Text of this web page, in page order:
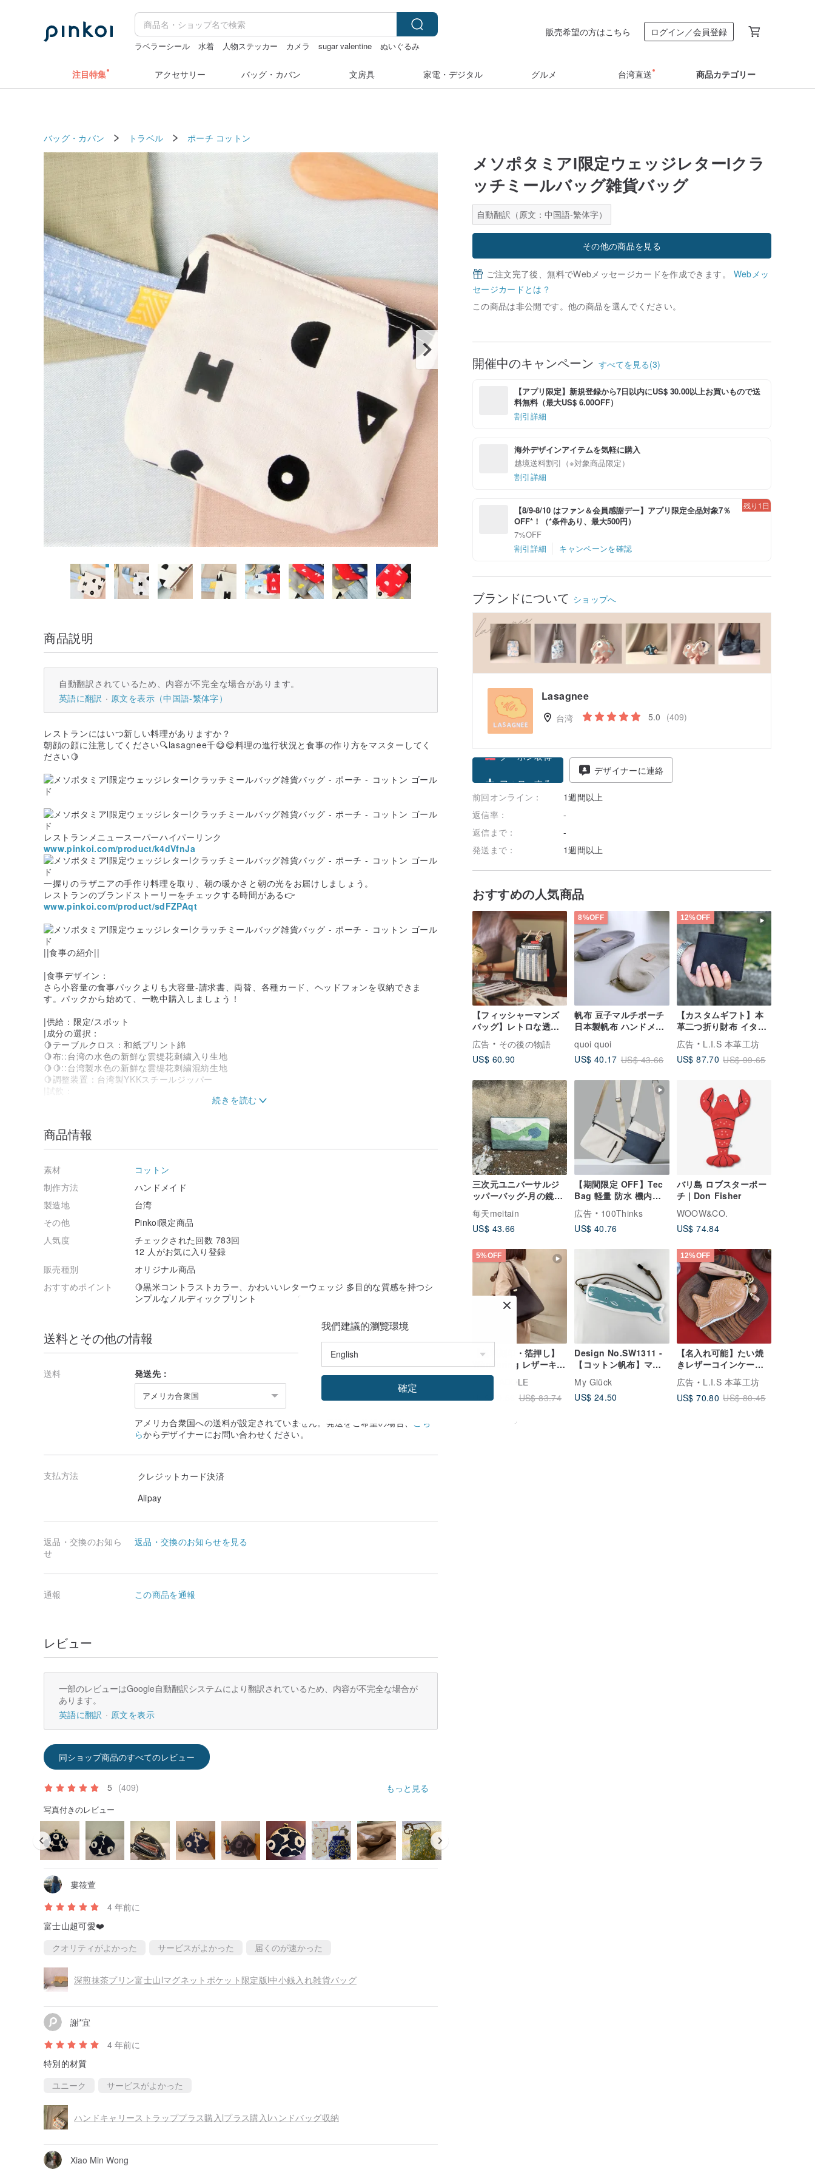
ラベラーシール 水着 人物ステッカー カメラ sugar valentine
ぬいぐるみ
販売希望の方はこちら ログイン／会員登録
注目特集 アクセサリー バッグ・カバン 文房具 家電・デジタル グルメ 台湾直送 商品カテゴリー
バッグ・カバン トラベル ポーチ コットン
メソポタミアl限定ウェッジレターlクラ
ッチミールバッグ雑貨バッグ
自動翻訳（原文：中国語-繁体字）
その他の商品を見る
ご注文完了後、無料でWebメッセージカードを作成できます。 Webメッ
セージカードとは？
この商品は非公開です。他の商品を選んでください。
開催中のキャンペーン すべてを見る(3)
【アプリ限定】新規登録から7日以内にUS$ 30.00以上お買いもので送
料無料（最大US$ 6.00OFF）
割引詳細
海外デザインアイテムを気軽に購入
越境送料割引（※対象商品限定）
割引詳細
【8/9-8/10 はファン＆会員感謝デー】アプリ限定全品対象7％
OFF*！（*条件あり、最大500円）
7%OFF
割引詳細
キャンペーンを確認
残り1日
ブランドについて ショップへ
Lasagnee
台湾 5.0 (409)
フォローする
デザイナーに連絡
前回オンライン：
1週間以上
返信率：
-
返信まで：
-
発送まで：
1週間以上
おすすめの人気商品
【フィッシャーマンズ
バッグ】レトロな透か
し彫りの鉄格子
広告
その後の物語
US$ 60.90
8%OFF
帆布 豆子マルチポーチ
日本製帆布 ハンドメイ
quoi quoi
US$ 40.17 US$ 43.66
12%OFF
【カスタムギフト】本
革二つ折り財布 イタリ
アンレザー マネークリ
ップ付き 5 色 父の日ギ
フト
広告
L.I.S 本革工坊
US$ 87.70 US$ 99.65
三次元ユニバーサルジ
ッパーバッグ-月の鏡
JiamingLake
每天meitain
US$ 43.66
【期間限定 OFF】Tec
Bag 軽量 防水 機内持
ち込み手荷物 斜めがけ
バッグ ウエストバッグ
広告
100Thinks
US$ 40.76
バリ島 ロブスターポー
チ | Don Fisher
WOOW&CO.
US$ 74.84
5%OFF
【無料刻印・箔押し】
Wàndering レザーキャ
ンバスショルダーバッ
グ / ブラック
ADOLE
US$ 79.56
US$ 83.74
Design No.SW1311 -
【コットン帆布】マッ
コウクジラ・カトラリ
ーケース
My Glück
US$ 24.50
12%OFF
【名入れ可能】たい焼
きレザーコインケース
（ヌメ革色×ロングレザ
ーストラップ）父の
日・記念日のギフトに
広告
L.I.S 本革工坊
US$ 70.80 US$ 80.45
商品説明
自動翻訳されているため、内容が不完全な場合があります。
英語に翻訳
原文を表示（中国語-繁体字）
レストランにはいつ新しい料理がありますか？
朝顔の顔に注意してください🔍lasagnee千😋😋料理の進行状況と食事の作り方をマスターしてく
ださい🍋
レストランメニュースーパーハイパーリンク
www.pinkoi.com/product/k4dVfnJa
一握りのラザニアの手作り料理を取り、朝の暖かさと朝の光をお届けしましょう。
レストランのブランドストーリーをチェックする時間がある👉
www.pinkoi.com/product/sdFZPAqt
||食事の紹介||
|食事デザイン：
さら小容量の食事パックよりも大容量-請求書、両替、各種カード、ヘッドフォンを収納できま
す。パックから始めて、一晩中購入しましょう！
|供給：限定/スポット
|成分の選択：
🍋テーブルクロス：和紙プリント綿
🍋布::台湾の水色の新鮮な雲缇花刺繍入り生地
🍋🍋::台湾製水色の新鮮な雲缇花刺繍混紡生地
🍋調整装置：台湾製YKKスチールジッパー
|試飲：
夕暮れ、香り、味：キュートでフレッシュな気質北欧風
||食事サイズ||
| a：13〜15cm
| b：1 3〜15cm
|ハンドル：幅3〜5cm、長さ11〜15cm
|キッチンは慎重に食事を準備しますが、純粋な手作りのため、1〜2.5 cmの誤差が生じます。
|食事は自然光の下で撮影され、実際の色に近くなるように調整されますが、ディスプレイと個人
|生地は手切りで、パターンの分布は同じではない場合があり、キッチンはそれぞれの食事をユニ
ークで美味しいものにします。
ご注文の前に問題がないことをご確認ください。
|注文担当者は上記の食事条件を受け入れます！重要でない場合は交換できません。
|メッセージの返信時間：3〜5日
www.pinkoi.com/product/k4dVfnJa
|このレストランのデザイン、調理コンテンツの著作権|
レストランは定期的に焼かれていません。
Facebook laslase morning face😋しばしば食事を驚かせる
商品情報
素材
コットン
制作方法
ハンドメイド
製造地
台湾
その他
Pinkoi限定商品
人気度
チェックされた回数 783回
12 人がお気に入り登録
販売種別
オリジナル商品
おすすめポイント
🍋黒米コントラストカラー、かわいいレターウェッジ 多目的な質感を持つシ
ンプルなノルディックプリント
送料とその他の情報
送料 発送先：
アメリカ合衆国
アメリカ合衆国への送料が設定されていません。発送をご希望の場合、 こち
らからデザイナーにお問い合わせください。
支払方法
クレジットカード決済
Alipay
返品・交換のお知ら
せ
返品・交換のお知らせを見る
通報 この商品を通報
レビュー
一部のレビューはGoogle自動翻訳システムにより翻訳されているため、内容が不完全な場合が
あります。
英語に翻訳
原文を表示
同ショップ商品のすべてのレビュー
5 (409) もっと見る
写真付きのレビュー
婁筱萱
4 年前に
富士山超可愛❤️
クオリティがよかった
サービスがよかった 届くのが速かった
深煎抹茶プリン富士山lマグネットポケット限定版l中小銭入れ雑貨バッグ
謝*宜
4 年前に
特別的材質
ユニーク
サービスがよかった
ハンドキャリーストラッププラス購入lプラス購入lハンドバッグ収納
Xiao Min Wong
我們建議的瀏覽環境
確定